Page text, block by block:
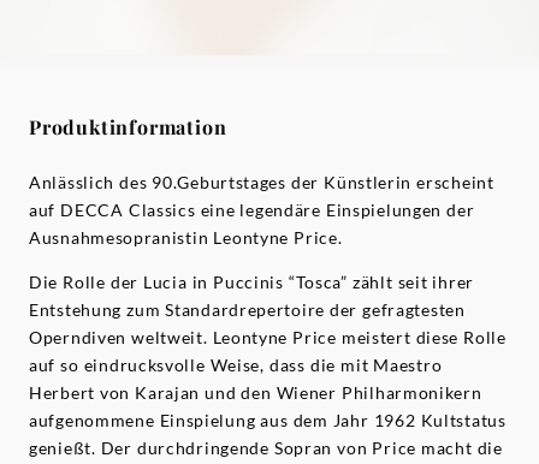
Produktinformation
Anlässlich des 90.Geburtstages der Künstlerin erscheint
auf DECCA Classics eine legendäre Einspielungen der
Ausnahmesopranistin Leontyne Price.
Die Rolle der Lucia in Puccinis “Tosca” zählt seit ihrer
Entstehung zum Standardrepertoire der gefragtesten
Operndiven weltweit. Leontyne Price meistert diese Rolle
auf so eindrucksvolle Weise, dass die mit Maestro
Herbert von Karajan und den Wiener Philharmonikern
aufgenommene Einspielung aus dem Jahr 1962 Kultstatus
genießt. Der durchdringende Sopran von Price macht die